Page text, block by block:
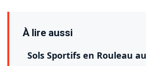
À lire aussi
Sols Sportifs en Rouleau